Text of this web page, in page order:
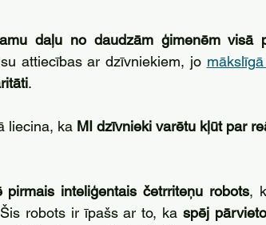
daļu no daudzām ģimenēm visā
attiecības ar dzīvniekiem, jo
.
liecina, ka MI dzīvnieki varētu kļūt par
pirmais inteliģentais četrriteņu robots,
robots ir īpašs ar to, ka spēj